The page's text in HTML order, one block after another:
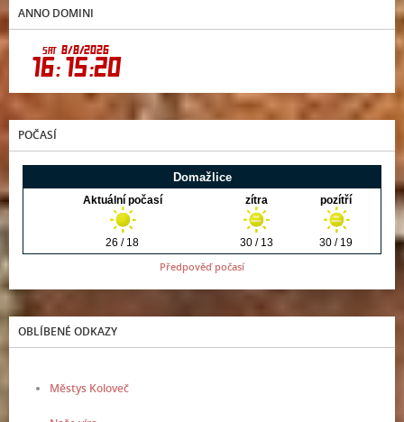
ANNO DOMINI
POČASÍ
Předpověď počasí
OBLÍBENÉ ODKAZY
Městys Koloveč